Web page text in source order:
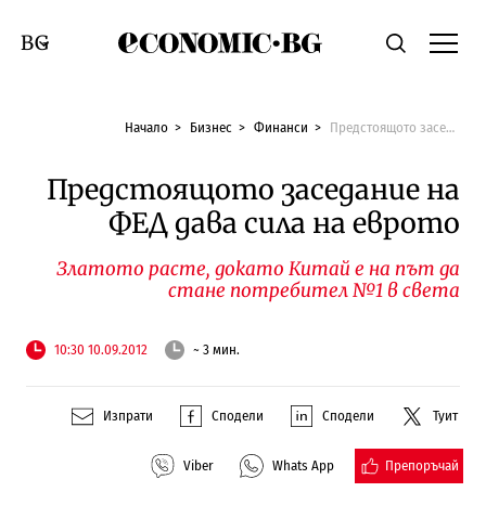
Economic.bgТърсене
Смяна на език
Начало Бизнес Финанси Предстоящото заседание на ФЕД дава сила на еврото
Предстоящото заседание на
ФЕД дава сила на еврото
Златото расте, докато Китай е на път да
стане потребител №1 в света
10:30 10.09.2012 ~ 3 мин.
Изпрати Сподели Сподели Туит
Viber Whats App Препоръчай